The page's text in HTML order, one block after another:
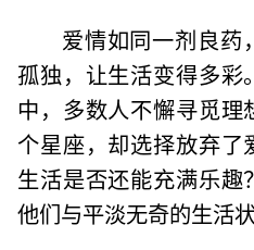
爱情如同一剂良药
孤独，让生活变得多
中，多数人不懈寻觅
个星座，却选择放弃
生活是否还能充满乐
他们与平淡无奇的生活